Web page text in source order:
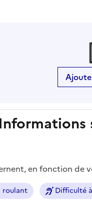
en fonction de
roulant Difficulté